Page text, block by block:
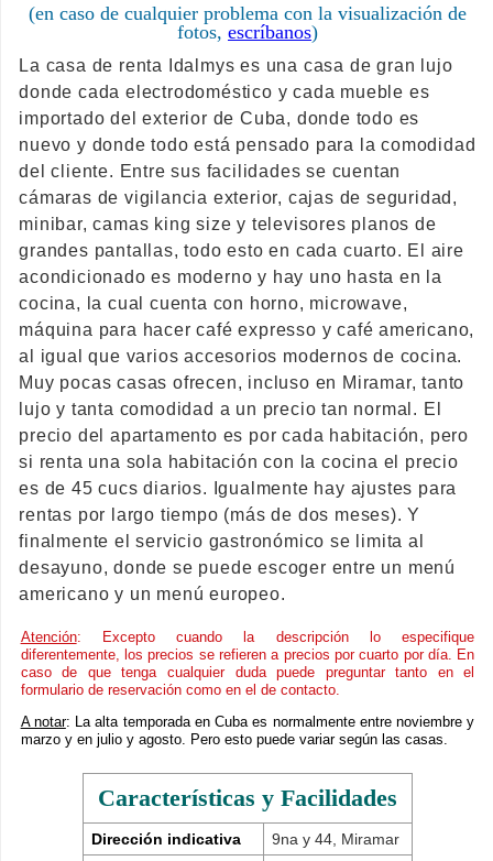
(en caso de cualquier problema con la visualización de
fotos, escríbanos)
La casa de renta Idalmys es una casa de gran lujo
donde cada electrodoméstico y cada mueble es
importado del exterior de Cuba, donde todo es
nuevo y donde todo está pensado para la comodidad
del cliente. Entre sus facilidades se cuentan
cámaras de vigilancia exterior, cajas de seguridad,
minibar, camas king size y televisores planos de
grandes pantallas, todo esto en cada cuarto. El aire
acondicionado es moderno y hay uno hasta en la
cocina, la cual cuenta con horno, microwave,
máquina para hacer café expresso y café americano,
al igual que varios accesorios modernos de cocina.
Muy pocas casas ofrecen, incluso en Miramar, tanto
lujo y tanta comodidad a un precio tan normal. El
precio del apartamento es por cada habitación, pero
si renta una sola habitación con la cocina el precio
es de 45 cucs diarios. Igualmente hay ajustes para
rentas por largo tiempo (más de dos meses). Y
finalmente el servicio gastronómico se limita al
desayuno, donde se puede escoger entre un menú
americano y un menú europeo.
Atención: Excepto cuando la descripción lo especifique
diferentemente, los precios se refieren a precios por cuarto por día. En
caso de que tenga cualquier duda puede preguntar tanto en el
formulario de reservación como en el de contacto.
A notar: La alta temporada en Cuba es normalmente entre noviembre y
marzo y en julio y agosto. Pero esto puede variar según las casas.
Características y Facilidades
Dirección indicativa
9na y 44, Miramar